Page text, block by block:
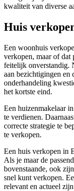
kwaliteit van diverse
Huis
Een woonhuis
verkopen, maar of dat
feitelijk onverstandig.
aan bezichtigingen en
onderhandeling
het kortste eind.
Een huizenmakelaar
te verdienen.
correcte strategie te
te verkopen.
Een huis verkopen in
Als je maar de
bovenstaande, ook
snel kunt verkopen.
relevant en actueel